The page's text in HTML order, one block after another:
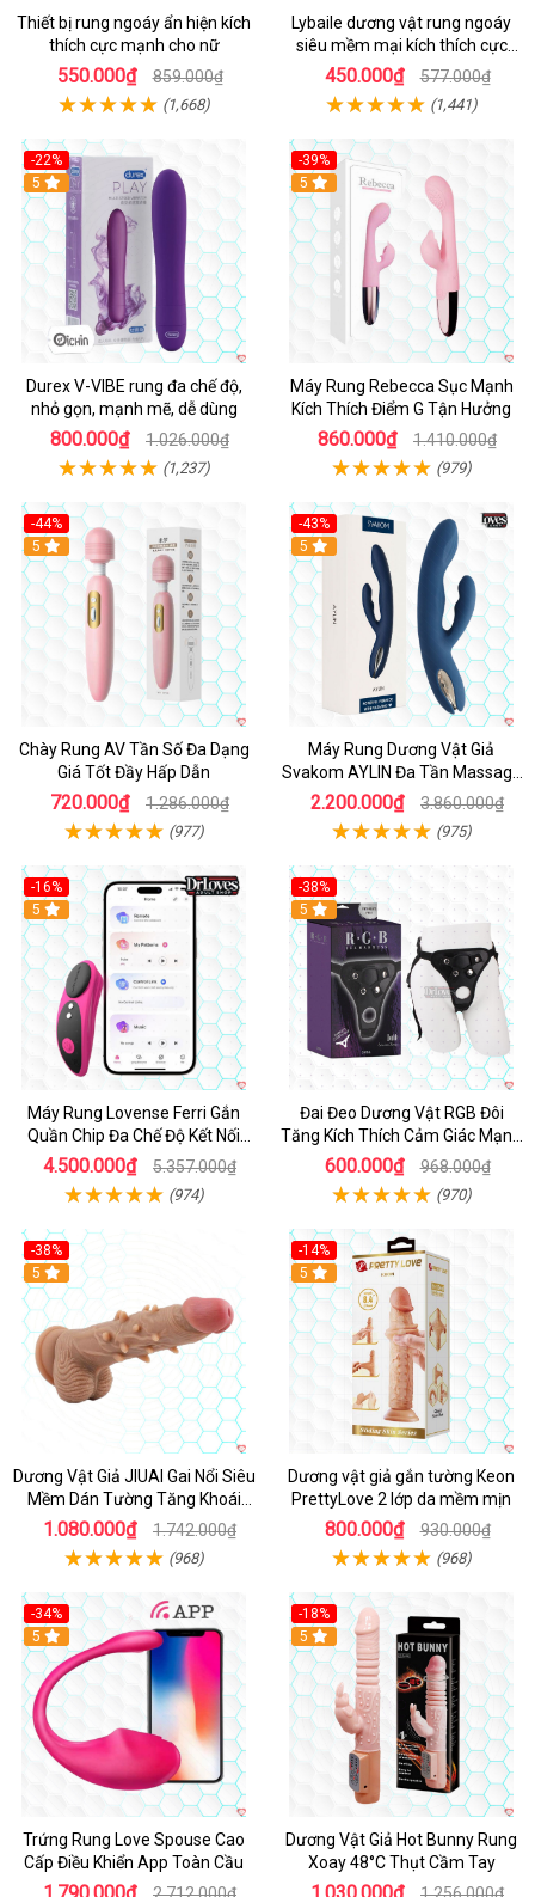
Thiết bị rung ngoáy ẩn hiện kích
thích cực mạnh cho nữ
550.000₫ 859.000₫
(1,668)
Lybaile dương vật rung ngoáy
siêu mềm mại kích thích cực
mạnh
450.000₫ 577.000₫
(1,441)
-22%
Hot
5
Durex V-VIBE rung đa chế độ,
nhỏ gọn, mạnh mẽ, dễ dùng
800.000₫ 1.026.000₫
(1,237)
-39%
Hot
5
Máy Rung Rebecca Sục Mạnh
Kích Thích Điểm G Tận Hưởng
860.000₫ 1.410.000₫
(979)
-44%
Hot
5
Chày Rung AV Tần Số Đa Dạng
Giá Tốt Đầy Hấp Dẫn
720.000₫ 1.286.000₫
(977)
-43%
Hot
5
Máy Rung Dương Vật Giả
Svakom AYLIN Đa Tần Massage
Sướng
2.200.000₫ 3.860.000₫
(975)
-16%
Hot
5
Máy Rung Lovense Ferri Gắn
Quần Chip Đa Chế Độ Kết Nối
App
4.500.000₫ 5.357.000₫
(974)
-38%
Hot
5
Đai Đeo Dương Vật RGB Đôi
Tăng Kích Thích Cảm Giác Mạnh
Mẽ
600.000₫ 968.000₫
(970)
-38%
5
Dương Vật Giả JIUAI Gai Nổi Siêu
Mềm Dán Tường Tăng Khoái
Cảm
1.080.000₫ 1.742.000₫
(968)
-14%
5
Dương vật giả gắn tường Keon
PrettyLove 2 lớp da mềm mịn
800.000₫ 930.000₫
(968)
-34%
5
Trứng Rung Love Spouse Cao
Cấp Điều Khiển App Toàn Cầu
-18%
Hot
5
Dương Vật Giả Hot Bunny Rung
Xoay 48°C Thụt Cầm Tay